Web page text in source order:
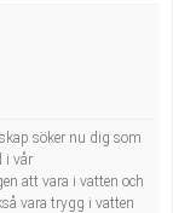
söker nu dig som
i vår
att vara i vatten och
vara trygg i vatten